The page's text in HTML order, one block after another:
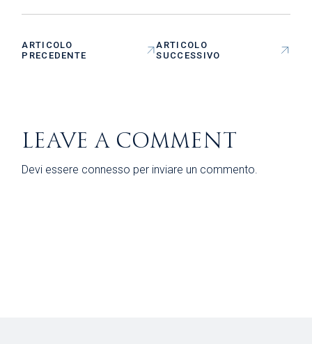
ARTICOLO
PRECEDENTE
ARTICOLO
SUCCESSIVO
LEAVE A COMMENT
Devi essere connesso per inviare un commento.